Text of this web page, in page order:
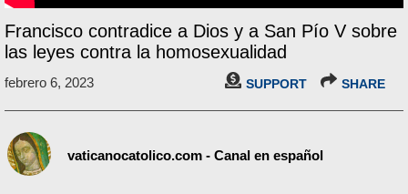
Francisco contradice a Dios y a San Pío V sobre
las leyes contra la homosexualidad
febrero 6, 2023 SUPPORT SHARE
vaticanocatolico.com - Canal en español